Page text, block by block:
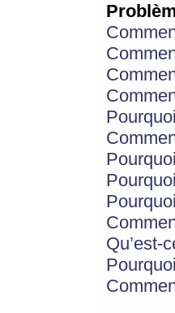
Qu’est-